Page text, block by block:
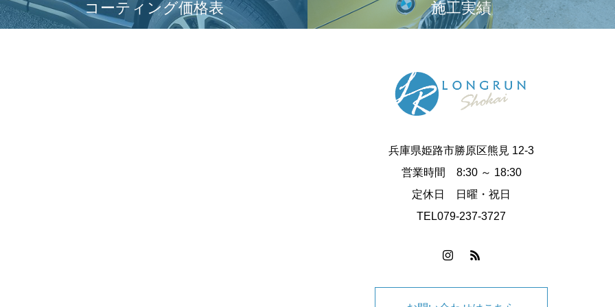
コーティング価格表 施工実績
兵庫県姫路市勝原区熊見 12-3
営業時間 8:30 ～ 18:30
定休日 日曜・祝日
TEL079-237-3727